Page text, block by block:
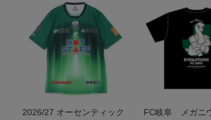
2026/27 オーセンティック
FC岐阜 メガニ